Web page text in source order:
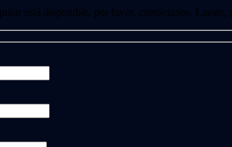
está disponible, por favor, contáctanos. Luego,